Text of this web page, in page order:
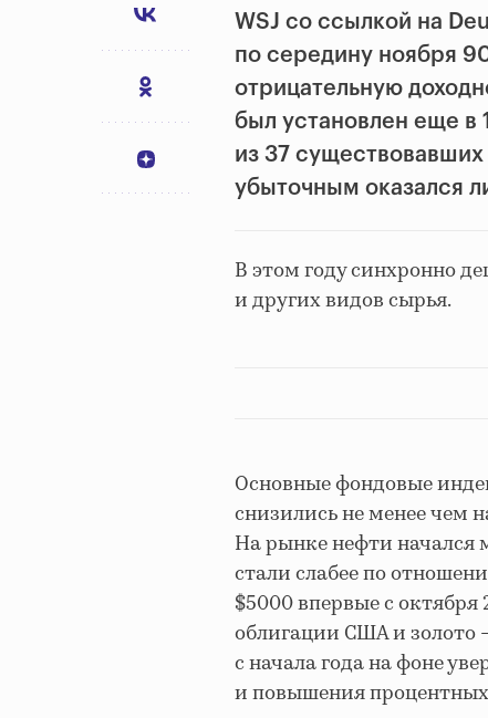
WSJ со ссылкой на
по середину ноября
отрицательную
был установлен еще в
из 37
убыточным оказался
В этом году синхронно
и других видов сырья.
Основные фондовые
снизились не менее чем
На рынке нефти
стали слабее по
$5000 впервые с
облигации США и золото
с начала года на фоне
и повышения